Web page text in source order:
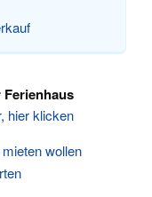
Ferienhaus
hier klicken
wollen